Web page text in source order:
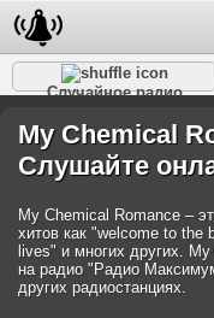
Случайное радио
My Chemical
Слушайте
My Chemical Romance –
хитов как "welcome to the
lives" и многих других.
на радио "Радио
других радиостанциях.